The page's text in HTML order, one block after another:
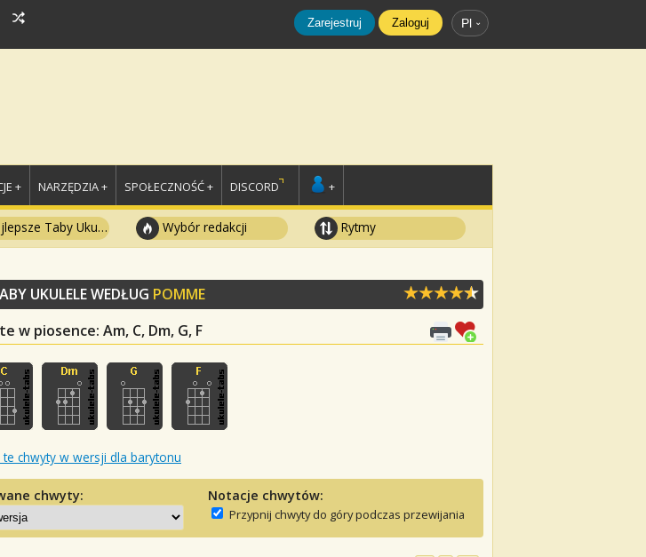
Zarejestruj Zaloguj Pl
+ NARZĘDZIA + SPOŁECZNOŚĆ + DISCORD +
Taby Ukulele Wybór redakcji Rytmy
UKULELE WEDŁUG POMME
w piosence: Am, C, Dm, G, F
te chwyty w wersji dla barytonu
chwyty: Notacje chwytów:
Przypnij chwyty do góry podczas przewijania